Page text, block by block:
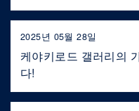
케야키로드 갤러리의
다!
2025년 05월 28일